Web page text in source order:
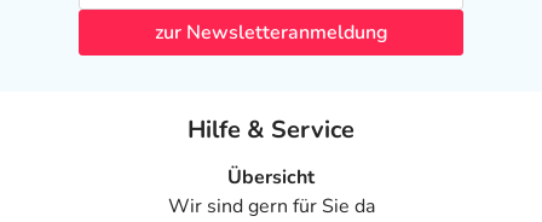
zur Newsletteranmeldung
Hilfe & Service
Übersicht
Wir sind gern für Sie da